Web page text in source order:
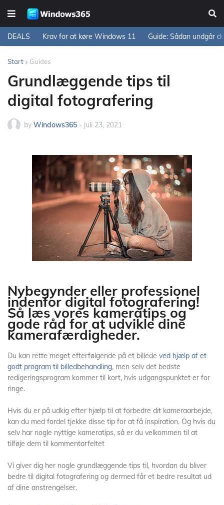
DEALS Krav for at køre Windows 11 Guide: Sådan undgår
Start Guides
Grundlæggende tips til
digital fotografering
by Windows365 - juli 23, 2021
Nybegynder eller professionel
indenfor digital fotografering!
Så læs vores kameratips og
gode råd for at udvikle dine
kamerafærdigheder.
Du kan rette meget efterfølgende på et billede ved hjælp af et
godt program til billedbehandling, men selv det bedste
redigeringsprogram kommer til kort, hvis udgangspunktet er for
ringe.
Hvis du er på udkig efter hjælp til at forbedre dit kameraarbejde,
kan du med fordel tjekke disse tip for at få inspiration. Og hvis du
selv har nogle nyttige kameratips, så er du velkommen til at
tilføje dem til kommentarfeltet
Vi giver dig her nogle grundlæggende tips til, hvordan du bliver
bedre til digital fotografering og dermed får et bedre resultat ud
af dine anstrengelser.